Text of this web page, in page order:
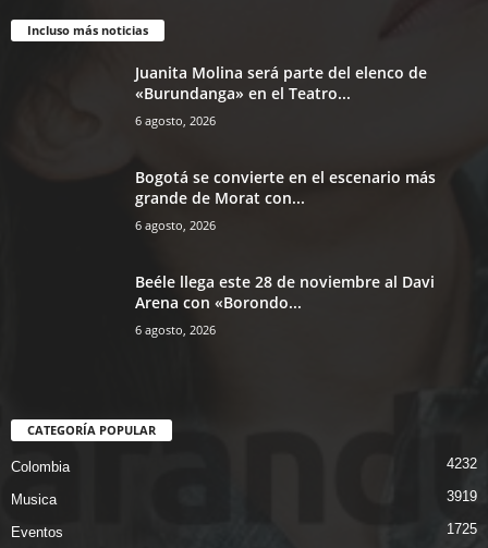
Incluso más noticias
Juanita Molina será parte del elenco de
«Burundanga» en el Teatro...
6 agosto, 2026
Bogotá se convierte en el escenario más
grande de Morat con...
6 agosto, 2026
Beéle llega este 28 de noviembre al Davi
Arena con «Borondo...
6 agosto, 2026
CATEGORÍA POPULAR
Colombia 4232
Musica 3919
Eventos 1725